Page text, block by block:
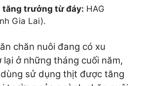
tăng trưởng từ đáy: HAG
Gia Lai).
chăn nuôi đang có xu
ở những tháng cuối năm,
sử dụng thịt được tăng